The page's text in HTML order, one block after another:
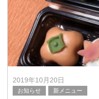
2019年10月20日
お知らせ 新メニュー